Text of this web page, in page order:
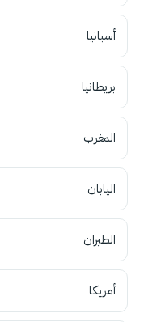
أسبانيا
بريطانيا
المغرب
اليابان
الطيران
أمريكا